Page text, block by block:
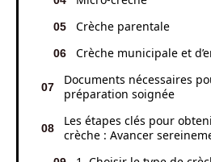
Crèche parentale
Crèche municipale et
Documents nécessaires
préparation soignée
Les étapes clés pour
crèche : Avancer